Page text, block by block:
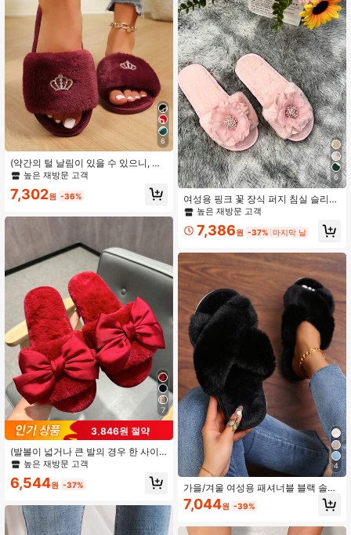
6
(약간의 털 날림이 있을 수 있으니, 신
경 쓰이신다면 구매하지 마세요) 편안
리퍼, 실내외 착용에 적합, 트렌드세터
화이트, 그레이, 버건디 색상으로 제공
높은 재방문 고객
7,302원 -36%
7
3,846원 절약
(발볼이 넓거나 큰 발의 경우 한 사이
즈 크게 주문하세요) 여성용 우아한 벨
리퍼, 발렌타인데이, 파티 및 홈용, 핑
지 내구성 슬리퍼, 약간 비싸지만 가치
있는, "I Love You" 520, 발렌타인데
이 슬리퍼
높은 재방문 고객
6,544원 -37%
6
여성용 핑크 꽃 장식 퍼지 침실 슬리
퍼, 여성용 봄가을 피프토 베이지 플러
PR 미끄럼 방지 밑창 내구성 있고 약
높은 재방문 고객
7,386원 -37% 마지막 날
4
가을/겨울 여성용 패셔너블 블랙 솔리
드 컬러 침실 슬리퍼, 크로스 스트랩,
퍼리 슈즈, 플러피 슬리퍼
7,044원 -39%